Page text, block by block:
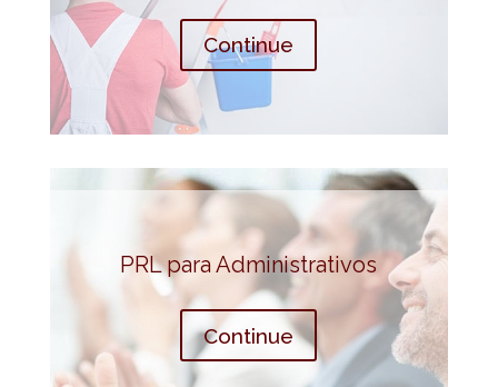
Continue
PRL para Administrativos
Continue